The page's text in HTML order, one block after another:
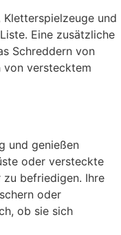
Kletterspielzeuge und
Eine zusätzliche
Schreddern von
von verstecktem
und genießen
oder versteckte
zu befriedigen. Ihre
oder
ob sie sich